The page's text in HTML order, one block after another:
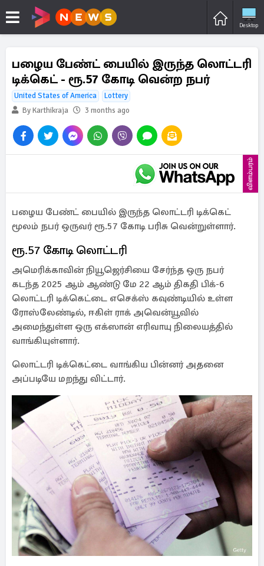
Desktop
பழைய பேண்ட் பையில் இருந்த லொட்டரி
டிக்கெட் - ரூ.57 கோடி வென்ற நபர்
United States of America
Lottery
By Karthikraja
3 months ago
விளம்பரம்
பழைய பேண்ட் பையில் இருந்த லொட்டரி டிக்கெட்
மூலம் நபர் ஒருவர் ரூ.57 கோடி பரிசு வென்றுள்ளார்.
ரூ.57 கோடி லொட்டரி
அமெரிக்காவின் நியூஜெர்சியை சேர்ந்த ஒரு நபர்
கடந்த 2025 ஆம் ஆண்டு மே 22 ஆம் திகதி பிக்-6
லொட்டரி டிக்கெட்டை எசெக்ஸ் கவுண்டியில் உள்ள
ரோஸ்லேண்டில், ஈகிள் ராக் அவென்யூவில்
அமைந்துள்ள ஒரு எக்ஸான் எரிவாயு நிலையத்தில்
வாங்கியுள்ளார்.
லொட்டரி டிக்கெட்டை வாங்கிய பின்னர் அதனை
அப்படியே மறந்து விட்டார்.